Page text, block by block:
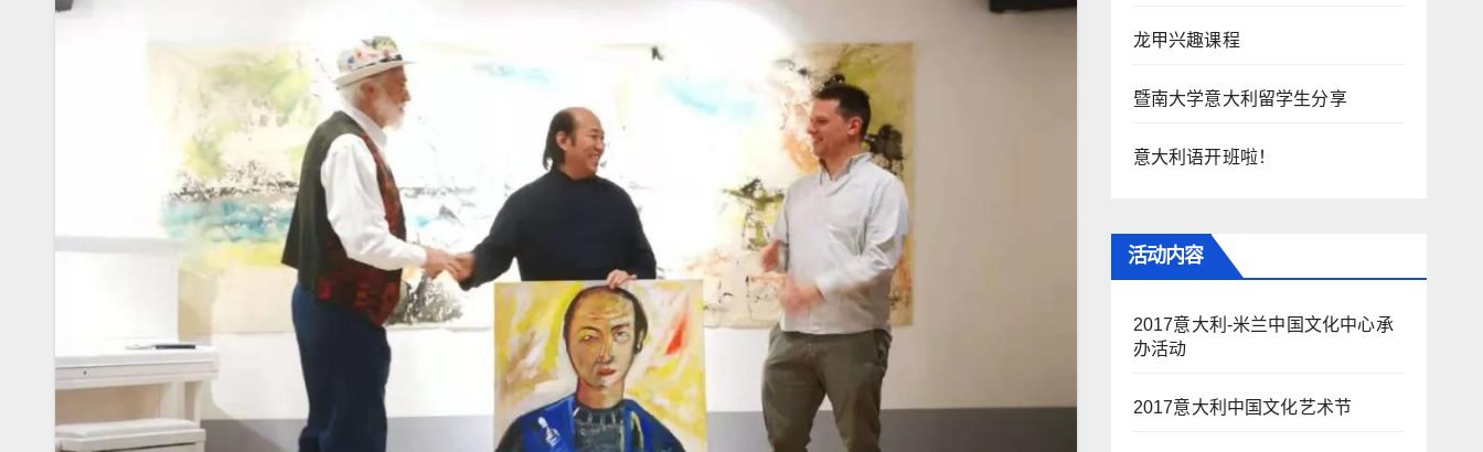
龙甲兴趣课程
暨南大学意大利留学生分享
意大利语开班啦！
活动内容
2017意大利-米兰中国文化中心承
办活动
2017意大利中国文化艺术节